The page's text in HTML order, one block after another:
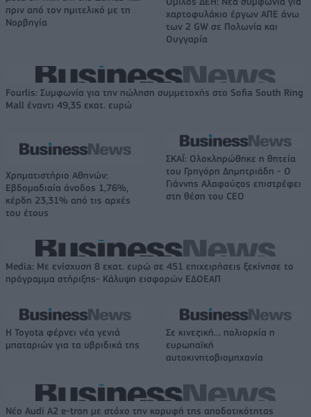
πριν από τον ημιτελικό με τη
Νορβηγία
χαρτοφυλάκιο έργων ΑΠΕ άνω
των 2 GW σε Πολωνία και
Ουγγαρία
Fourlis: Συμφωνία για την πώληση συμμετοχής στο Sofia South Ring
Mall έναντι 49,35 εκατ. ευρώ
Χρηματιστήριο Αθηνών:
Εβδομαδιαία άνοδος 1,76%,
κέρδη 23,31% από τις αρχές
του έτους
ΣΚΑΪ: Ολοκληρώθηκε η θητεία
του Γρηγόρη Δημητριάδη - Ο
Γιάννης Αλαφούζος επιστρέφει
στη θέση του CEO
Media: Με ενίσχυση 8 εκατ. ευρώ σε 451 επιχειρήσεις ξεκίνησε το
πρόγραμμα στήριξης- Κάλυψη εισφορών ΕΔΟΕΑΠ
Η Toyota φέρνει νέα γενιά
μπαταριών για τα υβριδικά της
Σε κινεζική… πολιορκία η
ευρωπαϊκή
αυτοκινητοβιομηχανία
Νέο Audi A2 e-tron με στόχο την κορυφή της αποδοτικότητας